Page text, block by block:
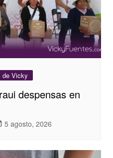
de Vicky
despensas en
5 agosto, 2026